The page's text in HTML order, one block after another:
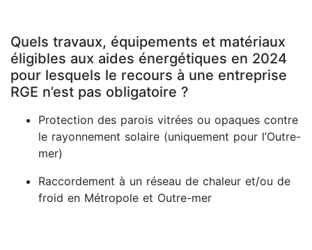
Quels travaux, équipements et matériaux
éligibles aux aides énergétiques en 2024
pour lesquels le recours à une entreprise
RGE n’est pas obligatoire ?
Protection des parois vitrées ou opaques contre
le rayonnement solaire (uniquement pour l’Outre-
mer)
Raccordement à un réseau de chaleur et/ou de
froid en Métropole et Outre-mer